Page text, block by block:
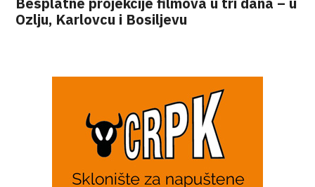
Ozlju, Karlovcu i Bosiljevu